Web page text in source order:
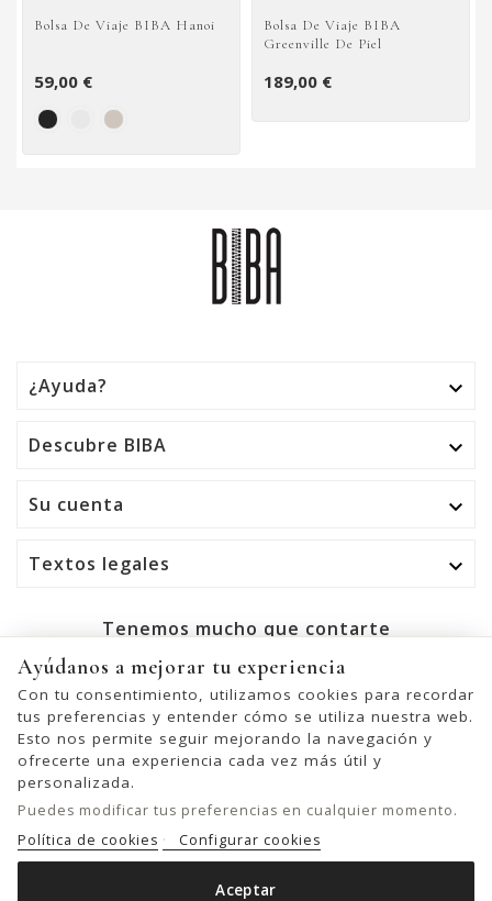
Bolsa De Viaje BIBA Hanoi
59,00 €
Bolsa De Viaje BIBA
Greenville De Piel
189,00 €
¿Ayuda? 
Descubre BIBA 
Su cuenta 
Textos legales 
Tenemos mucho que contarte
Puede darse de baja en cualquier momento. Para ello,
consulte nuestra información de contacto en el aviso legal.
Ayúdanos a mejorar tu experiencia
Con tu consentimiento, utilizamos cookies para recordar
tus preferencias y entender cómo se utiliza nuestra web.
Esto nos permite seguir mejorando la navegación y
ofrecerte una experiencia cada vez más útil y
personalizada.
Puedes modificar tus preferencias en cualquier momento.
Política de cookies
Configurar cookies
Aceptar
© 2026 - United Bags Company S.L. - Todos los derechos reservados.
Inscrita en el Registro Mercantil de Barcelona, Tomo 33286, Libro 228637,